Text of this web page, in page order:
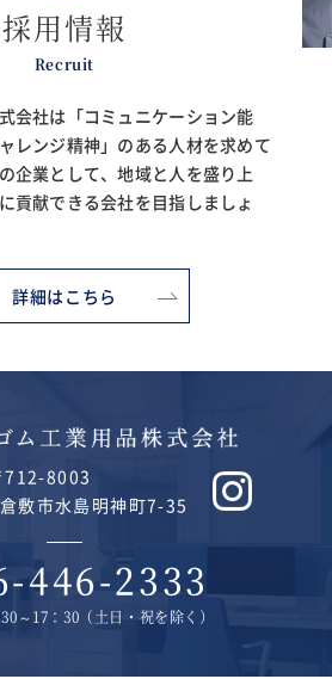
採用情報
Recruit
会社は「コミュニケーション能
レンジ精神」のある人材を求めて
企業として、地域と人を盛り上
貢献できる会社を目指しましょ
詳細はこちら
712-8003
敷市水島明神町7-35
446-2333
～17：30（土日・祝を除く）